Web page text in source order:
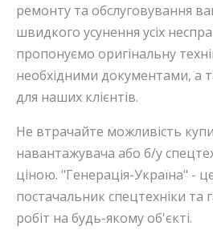
ремонту та обслуговування
швидкого усунення усіх
пропонуємо оригінальну
необхідними документами, а
для наших клієнтів.
Не втрачайте можливість
навантажувача або б/у
ціною. "Генерація-Україна" -
постачальник спецтехніки та
робіт на будь-якому об'єкті.